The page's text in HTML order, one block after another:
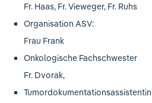
Fr. Haas, Fr. Vieweger, Fr. Ruhs
Organisation ASV:
Frau Frank
Onkologische Fachschwester
Fr. Dvorak,
Tumordokumentationsassistentin